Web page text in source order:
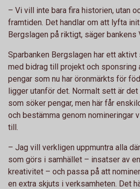
– Vi vill inte bara fira historien, utan
framtiden. Det handlar om att lyfta
Bergslagen på riktigt, säger bankens
Sparbanken Bergslagen har ett
med bidrag till projekt och sponsring
pengar som nu har öronmärkts för
ligger utanför det. Normalt sett är
som söker pengar, men här får
och bestämma genom nomineringar
till.
– Jag vill verkligen uppmuntra alla
som görs i samhället – insatser av
kreativitet – och passa på att
en extra skjuts i verksamheten. Det